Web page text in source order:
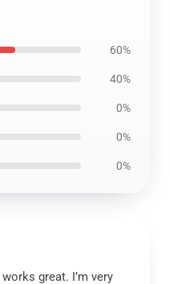
60%
40%
0%
0%
0%
great. I’m very